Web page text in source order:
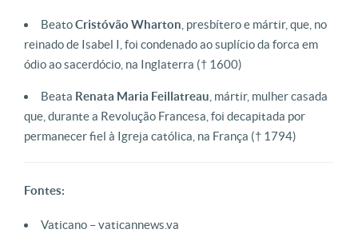
BeatoCristóvão Wharton , presbítero e mártir, que, no
reinado de Isabel I, foi condenado ao suplício da forca em
ódio ao sacerdócio, na Inglaterra († 1600)
Beata Renata Maria Feillatreau , mártir, mulher casada
que, durante a Revolução Francesa, foi decapitada por
permanecer fiel à Igreja católica, na França († 1794)
Fontes:
Vaticano – vaticannews.va